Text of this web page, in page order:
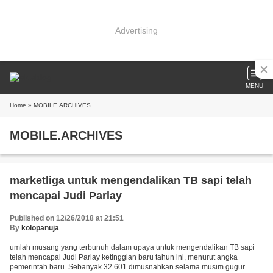
Advertising
MENU
Home » MOBILE.ARCHIVES
MOBILE.ARCHIVES
marketliga untuk mengendalikan TB sapi telah
mencapai Judi Parlay
Published on 12/26/2018 at 21:51
By kolopanuja
umlah musang yang terbunuh dalam upaya untuk mengendalikan TB sapi
telah mencapai Judi Parlay ketinggian baru tahun ini, menurut angka
pemerintah baru. Sebanyak 32.601 dimusnahkan selama musim gugur